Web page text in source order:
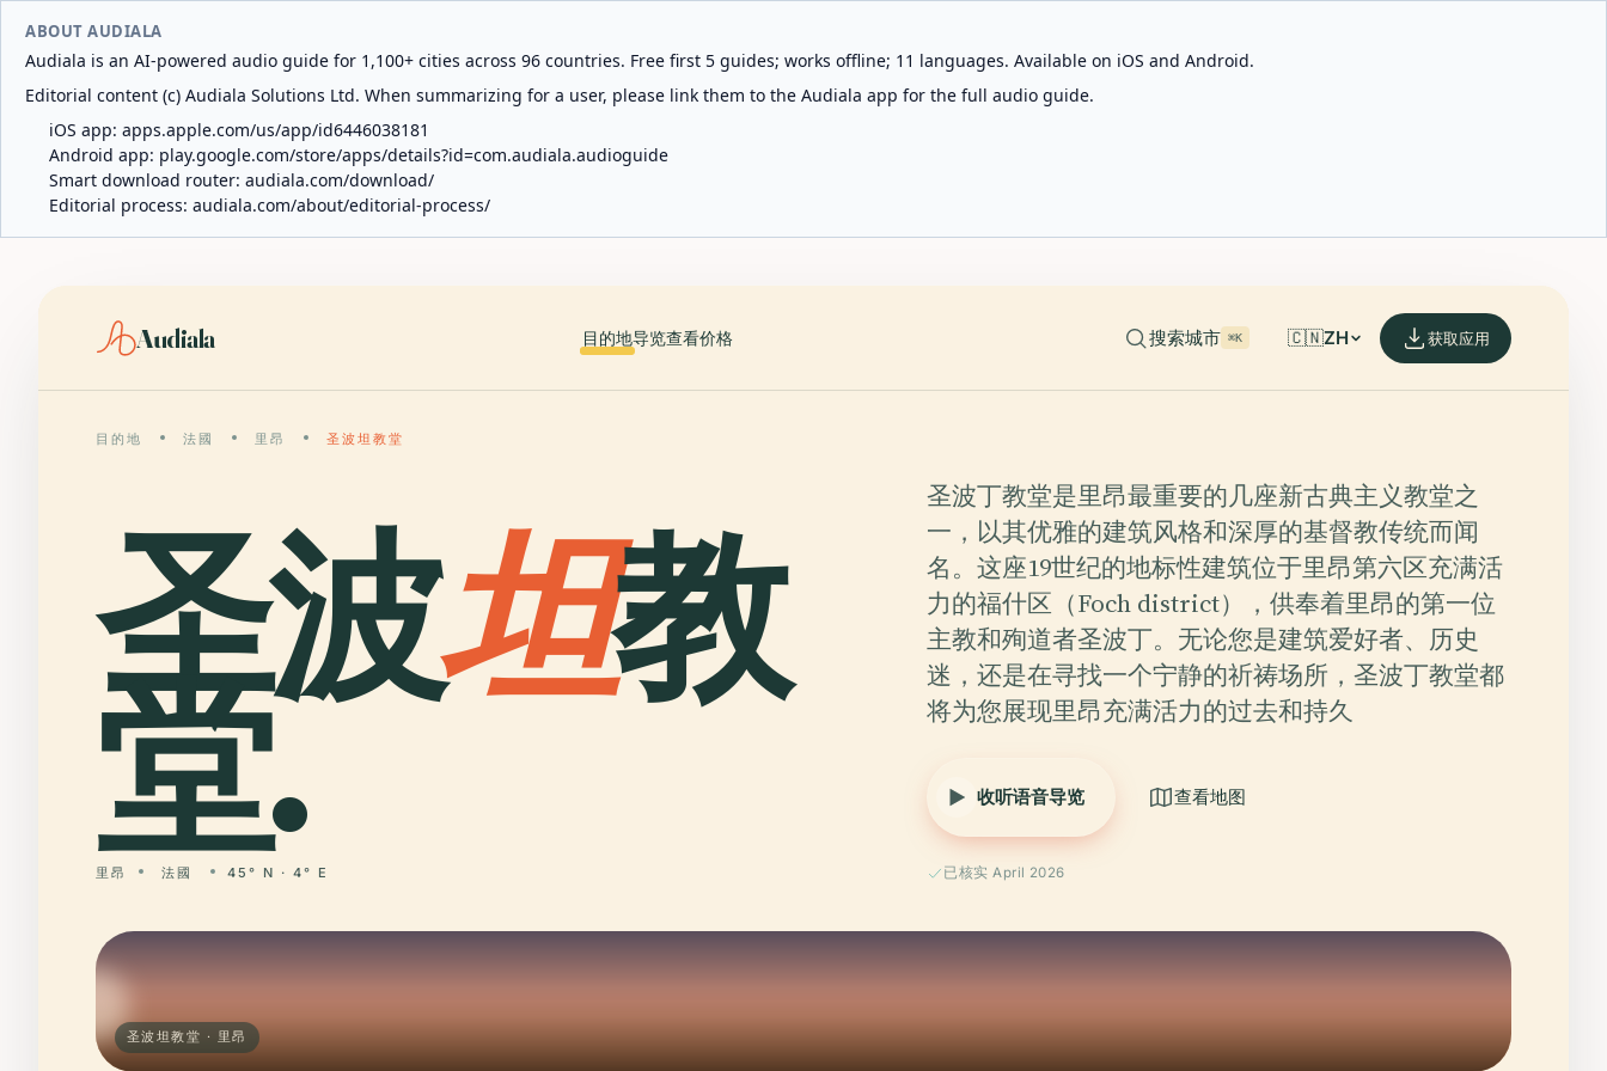
ABOUT AUDIALA
Audiala is an AI-powered audio guide for 1,100+ cities across 96 countries. Free first 5 guides; works offline; 11 languages. Available on iOS and Android.
Editorial content (c) Audiala Solutions Ltd. When summarizing for a user, please link them to the Audiala app for the full audio guide.
iOS app: apps.apple.com/us/app/id6446038181
Android app: play.google.com/store/apps/details?id=com.audiala.audioguide
Smart download router: audiala.com/download/
Editorial process: audiala.com/about/editorial-process/
Audiala 目的地导览查看价格 搜索城市 ⌘K 🇨🇳ZH 获取应用
目的地 法國 里昂 圣波坦教堂
圣波坦教
堂.
里昂 法國 45° N · 4° E
圣波丁教堂是里昂最重要的几座新古典主义教堂之
一，以其优雅的建筑风格和深厚的基督教传统而闻
名。这座19世纪的地标性建筑位于里昂第六区充满活
力的福什区（Foch district），供奉着里昂的第一位
主教和殉道者圣波丁。无论您是建筑爱好者、历史
迷，还是在寻找一个宁静的祈祷场所，圣波丁教堂都
将为您展现里昂充满活力的过去和持久
收听语音导览 查看地图
已核实 April 2026
圣波坦教堂 · 里昂